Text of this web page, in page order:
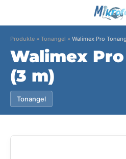
Produkte » Tonangel » Walimex Pro
Walimex
(3 m)
Tonangel